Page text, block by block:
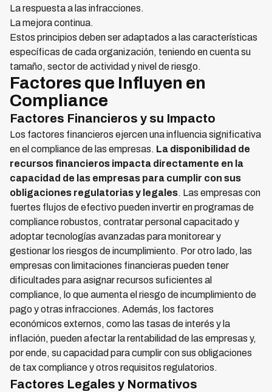
La respuesta a las infracciones.
La mejora continua.
Estos principios deben ser adaptados a las características
específicas de cada organización, teniendo en cuenta su
tamaño, sector de actividad y nivel de riesgo.
Factores que Influyen en
Compliance
Factores Financieros y su Impacto
Los factores financieros ejercen una influencia significativa
en el compliance de las empresas. La disponibilidad de
recursos financieros impacta directamente en la
capacidad de las empresas para cumplir con sus
obligaciones regulatorias y legales. Las empresas con
fuertes flujos de efectivo pueden invertir en programas de
compliance robustos, contratar personal capacitado y
adoptar tecnologías avanzadas para monitorear y
gestionar los riesgos de incumplimiento. Por otro lado, las
empresas con limitaciones financieras pueden tener
dificultades para asignar recursos suficientes al
compliance, lo que aumenta el riesgo de incumplimiento de
pago y otras infracciones. Además, los factores
económicos externos, como las tasas de interés y la
inflación, pueden afectar la rentabilidad de las empresas y,
por ende, su capacidad para cumplir con sus obligaciones
de tax compliance y otros requisitos regulatorios.
Factores Legales y Normativos